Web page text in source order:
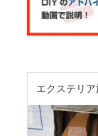
エクステリア